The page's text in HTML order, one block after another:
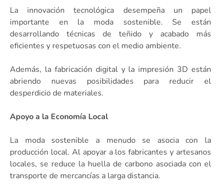
La innovación tecnológica desempeña un papel
importante en la moda sostenible. Se están
desarrollando técnicas de teñido y acabado más
eficientes y respetuosas con el medio ambiente.
Además, la fabricación digital y la impresión 3D están
abriendo nuevas posibilidades para reducir el
desperdicio de materiales.
Apoyo a la Economía Local
La moda sostenible a menudo se asocia con la
producción local. Al apoyar a los fabricantes y artesanos
locales, se reduce la huella de carbono asociada con el
transporte de mercancías a larga distancia.